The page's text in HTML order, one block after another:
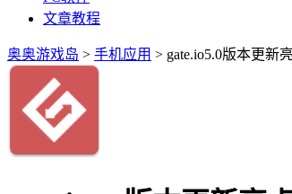
文章教程
奥奥游戏岛 > 手机应用 > gate.io5.0版本更新